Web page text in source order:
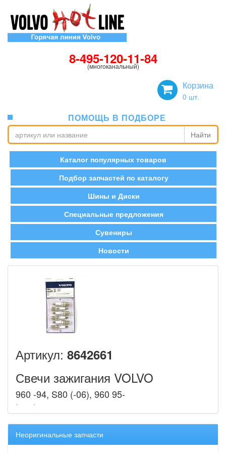
8-495-120-11-84
(многоканальный)
Корзина
0 шт.
ПОМОЩЬ В ПОДБОРЕ
Найти
Каталог популярных товаров
Подбор запчастей по каталогу
Шины и Диски
Специальные предложения
Сувениры
Новости
Артикул: 8642661
Свечи зажигания VOLVO
960 -94, S80 (-06), 960 95-
Неоригинальные запчасти